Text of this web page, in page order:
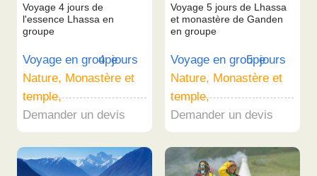
Voyage 4 jours de
l'essence Lhassa en
groupe
Voyage en groupe4 jours
Nature, Monastère et
temple,
Demander un devis
Voyage 5 jours de Lhassa
et monastère de Ganden
en groupe
Voyage en groupe5 jours
Nature, Monastère et
temple,
Demander un devis